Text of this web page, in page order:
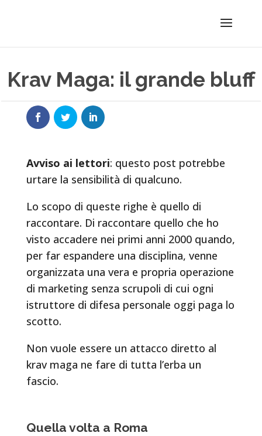
Krav Maga: il grande bluff
Avviso ai lettori: questo post potrebbe
urtare la sensibilità di qualcuno.
Lo scopo di queste righe è quello di
raccontare. Di raccontare quello che ho
visto accadere nei primi anni 2000 quando,
per far espandere una disciplina, venne
organizzata una vera e propria operazione
di marketing senza scrupoli di cui ogni
istruttore di difesa personale oggi paga lo
scotto.
Non vuole essere un attacco diretto al
krav maga ne fare di tutta l’erba un
fascio.
Quella volta a Roma